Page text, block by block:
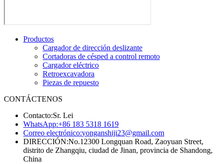
Productos
Cargador de dirección deslizante
Cortadoras de césped a control remoto
Cargador eléctrico
Retroexcavadora
Piezas de repuesto
CONTÁCTENOS
Contacto:Sr. Lei
WhatsApp:+86 183 5318 1619
Correo electrónico:yonganshiji23@gmail.com
DIRECCIÓN:No.12300 Longquan Road, Zaoyuan Street,
distrito de Zhangqiu, ciudad de Jinan, provincia de Shandong,
China